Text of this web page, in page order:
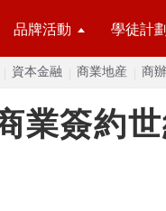
品牌活動 學徒計劃
資本金融 商業地産 商辦
業簽約